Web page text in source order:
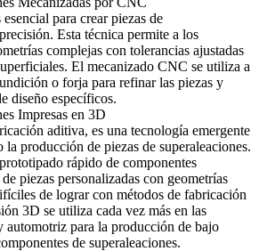
esencial para crear piezas de
Esta técnica permite a los
complejas con tolerancias ajustadas
El mecanizado CNC se utiliza a
o forja para refinar las piezas y
diseño específicos.
Impresas en 3D
aditiva, es una tecnología emergente
la producción de piezas de superaleaciones.
rápido de componentes
piezas personalizadas con geometrías
de lograr con métodos de fabricación
3D se utiliza cada vez más en las
automotriz para la producción de bajo
de superaleaciones.